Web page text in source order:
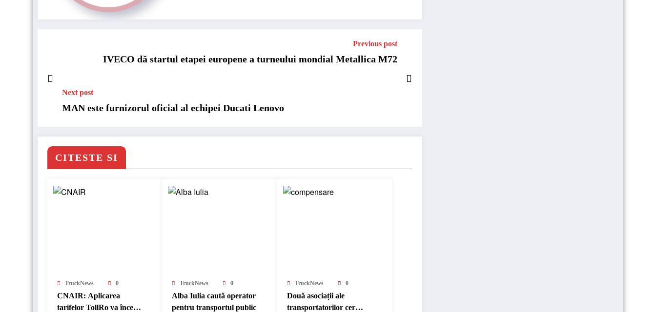
Previous post
IVECO dă startul etapei europene a turneului mondial Metallica M72
Next post
MAN este furnizorul oficial al echipei Ducati Lenovo
CITESTE SI
TruckNews 0
CNAIR: Aplicarea
tarifelor TollRo va începe
TruckNews 0
Alba Iulia caută operator
pentru transportul public
TruckNews 0
Două asociații ale
transportatorilor cer